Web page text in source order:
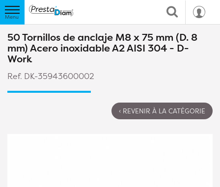
50 Tornillos de anclaje M8 x 75 mm (D. 8
mm) Acero inoxidable A2 AISI 304 - D-
Work
Ref. DK-35943600002
‹ REVENIR À LA CATÉGORIE